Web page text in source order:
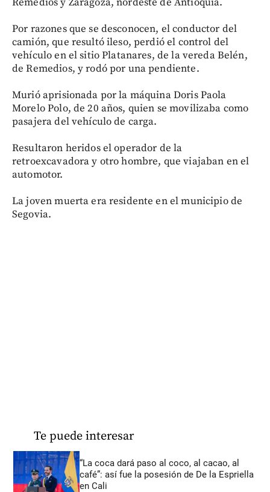
Por razones que se desconocen, el conductor del
camión, que resultó ileso, perdió el control del
vehículo en el sitio Platanares, de la vereda Belén,
de Remedios, y rodó por una pendiente.
Murió aprisionada por la máquina Doris Paola
Morelo Polo, de 20 años, quien se movilizaba como
pasajera del vehículo de carga.
Resultaron heridos el operador de la
retroexcavadora y otro hombre, que viajaban en el
automotor.
La joven muerta era residente en el municipio de
Segovia.
Te puede interesar
“La coca dará paso al coco, al cacao, al
café”: así fue la posesión de De la Espriella
en Cali